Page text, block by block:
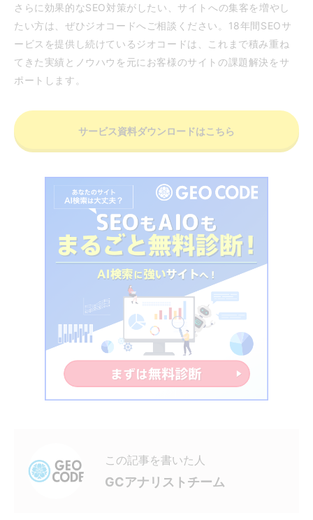
さらに効果的なSEO対策がしたい、サイトへの集客を増やし
たい方は、ぜひジオコードへご相談ください。18年間SEOサ
ービスを提供し続けているジオコードは、これまで積み重ね
てきた実績とノウハウを元にお客様のサイトの課題解決をサ
ポートします。
サービス資料ダウンロードはこちら
この記事を書いた人
GCアナリストチーム